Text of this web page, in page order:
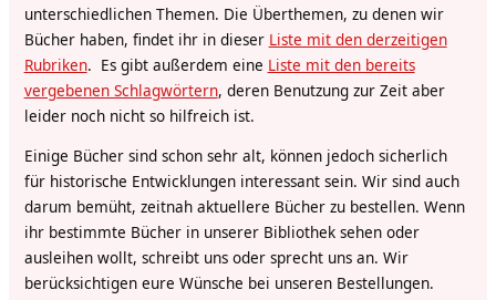
unterschiedlichen Themen. Die Überthemen, zu denen wir
Bücher haben, findet ihr in dieser Liste mit den derzeitigen
Rubriken. Es gibt außerdem eine Liste mit den bereits
vergebenen Schlagwörtern, deren Benutzung zur Zeit aber
leider noch nicht so hilfreich ist.
Einige Bücher sind schon sehr alt, können jedoch sicherlich
für historische Entwicklungen interessant sein. Wir sind auch
darum bemüht, zeitnah aktuellere Bücher zu bestellen. Wenn
ihr bestimmte Bücher in unserer Bibliothek sehen oder
ausleihen wollt, schreibt uns oder sprecht uns an. Wir
berücksichtigen eure Wünsche bei unseren Bestellungen.